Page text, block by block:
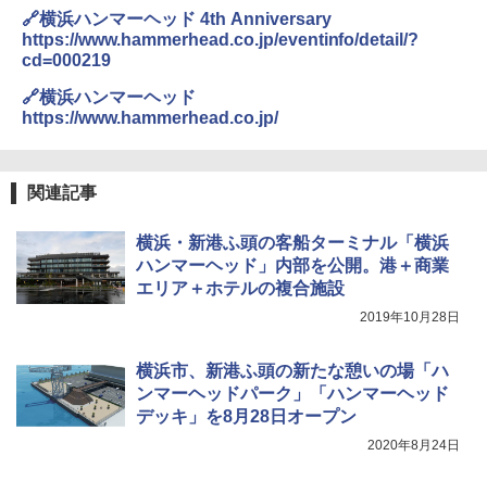
テント ワンタッチ RENEW 幅200 2-3人用 43
500002(89232)
[キャンパーズコレクション 山善] 傘みたいに
￥8,991
Coleman(コールマン) ツーリングドーム/LD
X 2人用 3人用 キャンプ アウトドア フェス
ソロキャンプ ソロテント
￥20,718
￥6,459
熊撃退スプレー 熊よけスプレー 熊スプレー
【日本企業販売】超強力クマ対策スプレー 30
送
￥3,680
ラーランタン IP65防水 キャンプ用品 防災グ
ッズ 6種類のライトモード 防災 吊り下げ 折
り畳み式 キャンプソーラーライト防災 停電
節電対策 超高輝度 日本語取扱説明書付き
🔗横浜ハンマーヘッド 4th Anniversary
https://www.hammerhead.co.jp/eventinfo/detail/?
cd=000219
🔗横浜ハンマーヘッド
https://www.hammerhead.co.jp/
関連記事
横浜・新港ふ頭の客船ターミナル「横浜
ハンマーヘッド」内部を公開。港＋商業
エリア＋ホテルの複合施設
2019年10月28日
横浜市、新港ふ頭の新たな憩いの場「ハ
ンマーヘッドパーク」「ハンマーヘッド
デッキ」を8月28日オープン
2020年8月24日